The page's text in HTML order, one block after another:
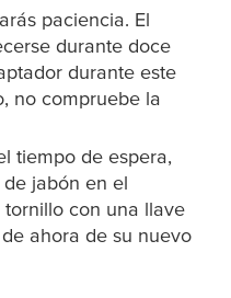
paciencia. El
durante doce
durante este
no compruebe la
tiempo de espera,
jabón en el
con una llave
ahora de su nuevo